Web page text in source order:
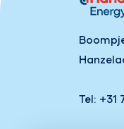
Tel: +31